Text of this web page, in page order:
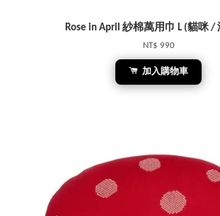
Rose in April 紗棉萬用巾 L (貓咪 /
NT$ 990
加入購物車